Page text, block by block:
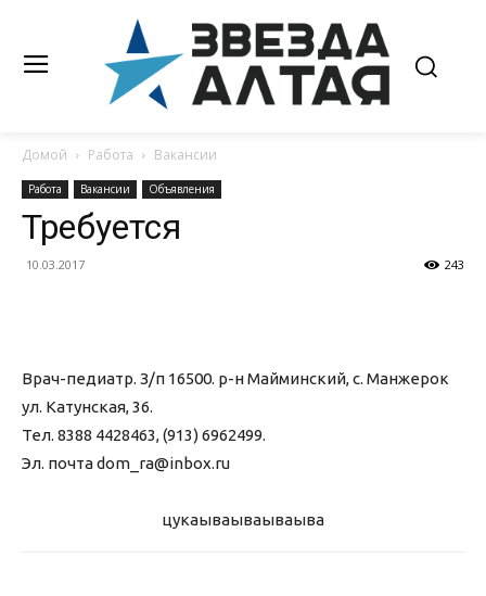
Домой Работа Вакансии
Работа Вакансии Объявления
Требуется
10.03.2017 243
Врач-педиатр. З/п 16500. р-н Майминский, с. Манжерок
ул. Катунская, 36.
Тел. 8388 4428463, (913) 6962499.
Эл. почта dom_ra@inbox.ru
цукаываываываыва